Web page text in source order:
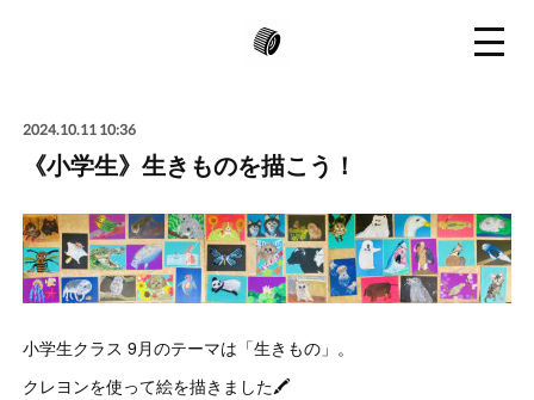
2024.10.11 10:36
《小学生》生きものを描こう！
小学生クラス 9月のテーマは「生きもの」。
クレヨンを使って絵を描きました🖍️